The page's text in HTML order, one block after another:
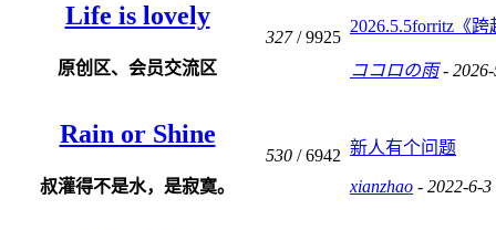
Life is lovely
原创区、会员交流区
327/ 9925
2026.5.5forritz《
ココロの雨- 2026-
Rain or Shine
叔灌得不是水，是寂寞。
530 / 6942 新人有个问题
xianzhao - 2022-6-3